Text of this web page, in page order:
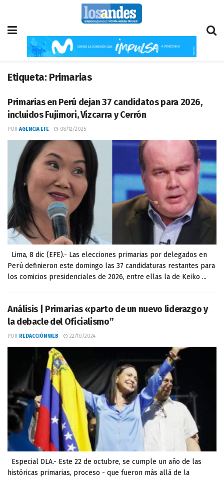
Etiqueta: Primarias
Primarias en Perú dejan 37 candidatos para 2026,
incluidos Fujimori, Vizcarra y Cerrón
POR AGENCIA EFE 08/12/2025
Lima, 8 dic (EFE).- Las elecciones primarias por delegados en
Perú definieron este domingo las 37 candidaturas restantes para
los comicios presidenciales de 2026, entre ellas la de Keiko ...
Análisis | Primarias «parto de un nuevo liderazgo y
la debacle del Oficialismo”
POR REDACCIÓN WEB 22/10/2024
Especial DLA.- Este 22 de octubre, se cumple un año de las
históricas primarias, proceso - que fueron más allá de la